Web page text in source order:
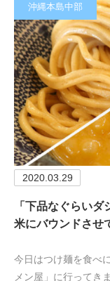
沖縄本島中部
2020.03.29
「下品なぐらい
米にバウンドさせ
今日はつけ麺を食べ
メン屋」に行ってき